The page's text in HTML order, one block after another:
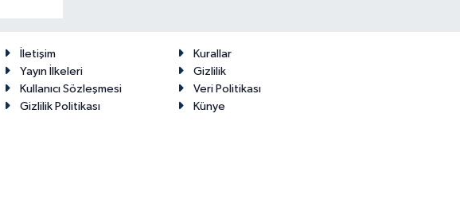
İletişim
Kurallar
Yayın İlkeleri
Gizlilik
Kullanıcı Sözleşmesi
Veri Politikası
Gizlilik Politikası
Künye